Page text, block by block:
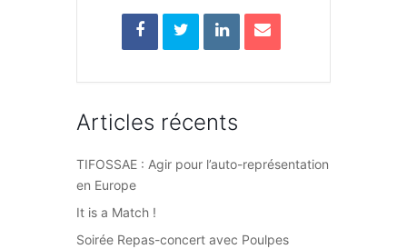
Articles récents
TIFOSSAE : Agir pour l’auto-représentation
en Europe
It is a Match !
Soirée Repas-concert avec Poulpes